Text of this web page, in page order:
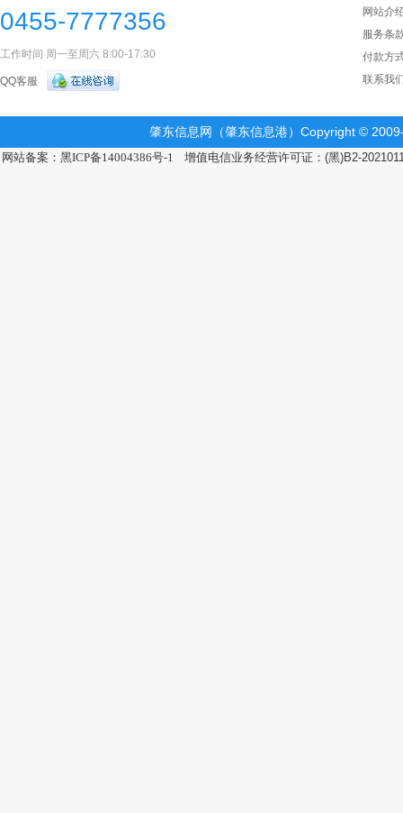
0455-7777356
工作时间 周一至周六 8:00-17:30
QQ客服
网站介
服务条
付款方
联系我
肇东信息网（肇东信息港）Copyright ©
网站备案：黑ICP备14004386号-1 增值电信业务经营许可证：(黑)B2-